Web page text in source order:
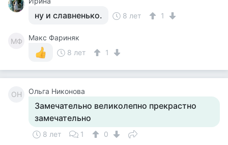
ну и славненько. 8 лет 1
МФ
Макс Фариняк
8 лет
1
ОН Ольга Никонова
Замечательно великолепно прекрастно
замечательно
8 лет 1 0